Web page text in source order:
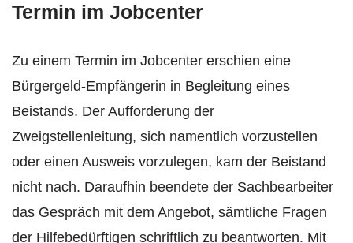
Termin im Jobcenter
Zu einem Termin im Jobcenter erschien eine
Bürgergeld‑Empfängerin in Begleitung eines
Beistands. Der Aufforderung der
Zweigstellenleitung, sich namentlich vorzustellen
oder einen Ausweis vorzulegen, kam der Beistand
nicht nach. Daraufhin beendete der Sachbearbeiter
das Gespräch mit dem Angebot, sämtliche Fragen
der Hilfebedürftigen schriftlich zu beantworten. Mit